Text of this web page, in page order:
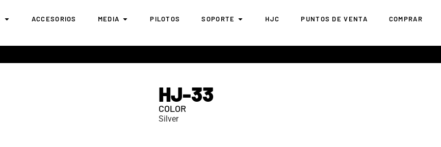
ACCESORIOS MEDIA PILOTOS SOPORTE HJC PUNTOS DE VENTA COMPRAR
HJ-33
COLOR
Silver